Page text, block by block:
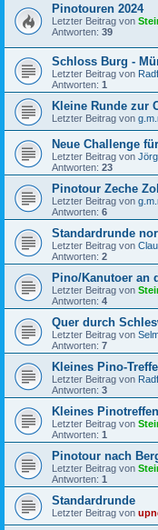
Pinotouren 2024
Letzter Beitrag von
Antworten: 39
Schloss Burg -
Letzter Beitrag von
Antworten: 1
Kleine Runde zur
Letzter Beitrag von
Neue Challenge
Letzter Beitrag von
Antworten: 23
Pinotour Zeche
Letzter Beitrag von
Antworten: 6
Standardrunde
Letzter Beitrag von
Antworten: 2
Pino/Kanutoer an
Letzter Beitrag von
Antworten: 4
Quer durch
Letzter Beitrag von
Antworten: 7
Kleines Pino-
Letzter Beitrag von
Antworten: 3
Kleines
Letzter Beitrag von
Antworten: 1
Pinotour nach
Letzter Beitrag von
Antworten: 1
Standardrunde
Letzter Beitrag von